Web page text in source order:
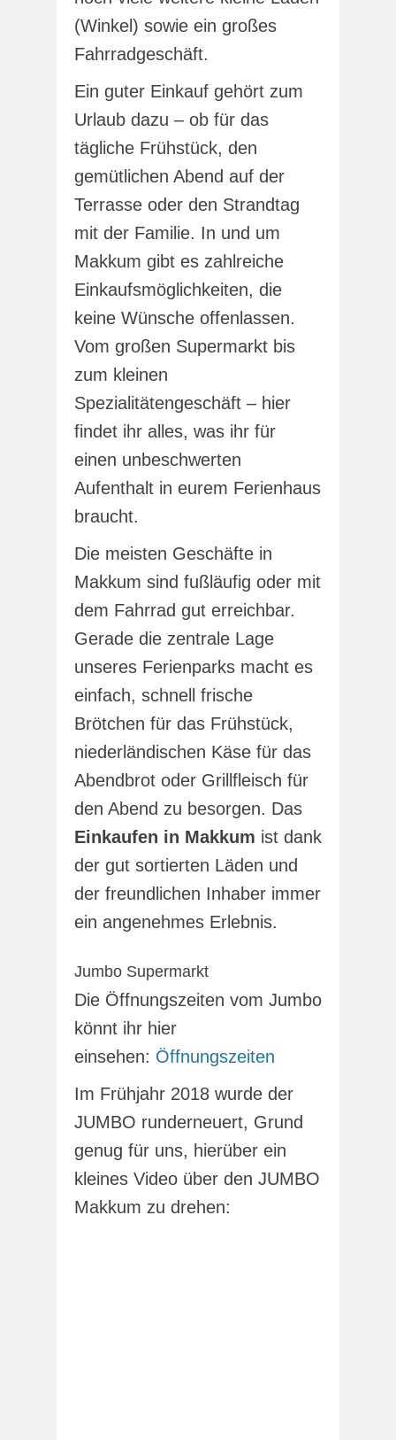
(Winkel) sowie ein großes
Fahrradgeschäft.
Ein guter Einkauf gehört zum
Urlaub dazu – ob für das
tägliche Frühstück, den
gemütlichen Abend auf der
Terrasse oder den Strandtag
mit der Familie. In und um
Makkum gibt es zahlreiche
Einkaufsmöglichkeiten, die
keine Wünsche offenlassen.
Vom großen Supermarkt bis
zum kleinen
Spezialitätengeschäft – hier
findet ihr alles, was ihr für
einen unbeschwerten
Aufenthalt in eurem Ferienhaus
braucht.
Die meisten Geschäfte in
Makkum sind fußläufig oder mit
dem Fahrrad gut erreichbar.
Gerade die zentrale Lage
unseres Ferienparks macht es
einfach, schnell frische
Brötchen für das Frühstück,
niederländischen Käse für das
Abendbrot oder Grillfleisch für
den Abend zu besorgen. Das
Einkaufen in Makkum ist dank
der gut sortierten Läden und
der freundlichen Inhaber immer
ein angenehmes Erlebnis.
Jumbo Supermarkt
Die Öffnungszeiten vom Jumbo
könnt ihr hier
einsehen: Öffnungszeiten
Im Frühjahr 2018 wurde der
JUMBO runderneuert, Grund
genug für uns, hierüber ein
kleines Video über den JUMBO
Makkum zu drehen: